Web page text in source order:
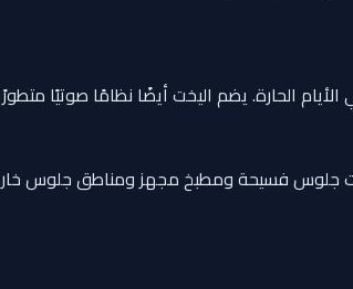
الحارة. يضم اليخت أيضًا نظامًا صوتيًا
جلوس فسيحة ومطبخ مجهز ومناطق جلوس